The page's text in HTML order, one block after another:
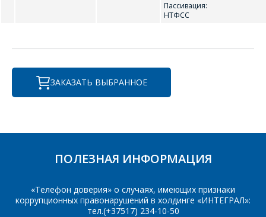
НТФСС
ЗАКАЗАТЬ ВЫБРАННОЕ
ПОЛЕЗНАЯ ИНФОРМАЦИЯ
«Телефон доверия» о случаях, имеющих признаки
коррупционных правонарушений в холдинге «ИНТЕГРАЛ»:
тел.(+37517) 234-10-50
Интересующий товар/
услуга, их количество
Комментарий*
Сообщение*
Я согласен на
персональных данных *